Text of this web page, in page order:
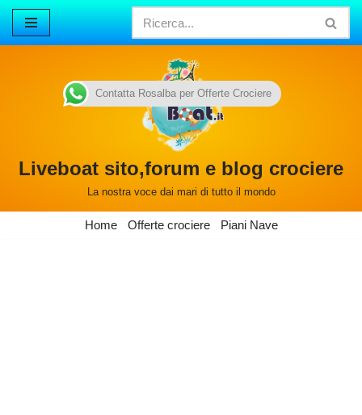
Vai
Liveboat sito,forum e blog crociere
La nostra voce dai mari di tutto il mondo
Home Offerte crociere Piani Nave
Contatta Rosalba per Offerte Crociere